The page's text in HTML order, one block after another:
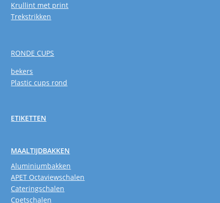
Krullint met print
Trekstrikken
RONDE CUPS
bekers
Plastic cups rond
ETIKETTEN
MAALTIJDBAKKEN
Aluminiumbakken
APET Octaviewschalen
Cateringschalen
Cpetschalen